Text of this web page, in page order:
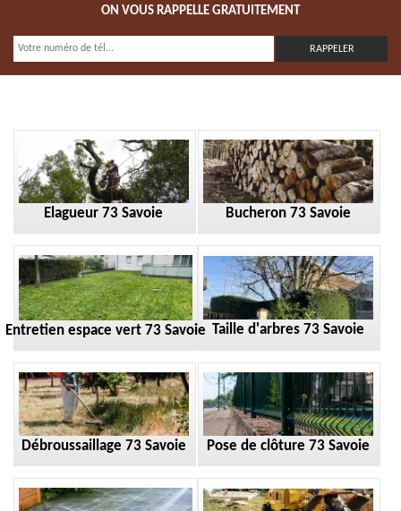
ON VOUS RAPPELLE GRATUITEMENT
Elagueur 73 Savoie Bucheron 73 Savoie
Entretien espace vert 73 Savoie Taille d'arbres 73 Savoie
Débroussaillage 73 Savoie Pose de clôture 73 Savoie